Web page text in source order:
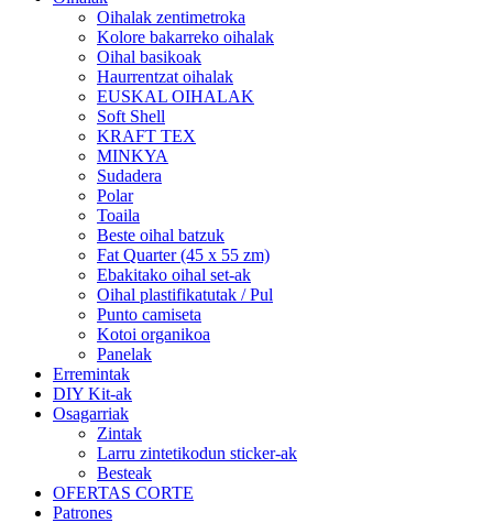
Oihalak zentimetroka
Kolore bakarreko oihalak
Oihal basikoak
Haurrentzat oihalak
EUSKAL OIHALAK
Soft Shell
KRAFT TEX
MINKYA
Sudadera
Polar
Toaila
Beste oihal batzuk
Fat Quarter (45 x 55 zm)
Ebakitako oihal set-ak
Oihal plastifikatutak / Pul
Punto camiseta
Kotoi organikoa
Panelak
Erremintak
DIY Kit-ak
Osagarriak
Zintak
Larru zintetikodun sticker-ak
Besteak
OFERTAS CORTE
Patrones